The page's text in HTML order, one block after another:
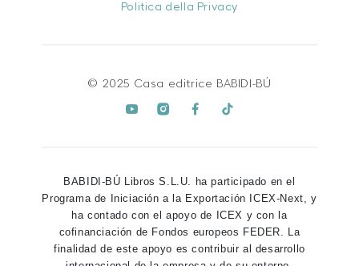
Politica della Privacy
© 2025 Casa editrice BABIDI-BÚ
BABIDI-BÚ Libros S.L.U. ha participado en el
Programa de Iniciación a la Exportación ICEX-Next, y
ha contado con el apoyo de ICEX y con la
cofinanciación de Fondos europeos FEDER. La
finalidad de este apoyo es contribuir al desarrollo